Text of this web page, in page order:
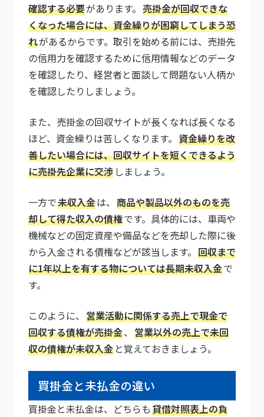
確認する必要があります。 売掛金が回収できな
くなった場合には、資金繰りが困窮してしまう恐
れがあるからです。取引を始める前には、売掛先
の信用力を確認するために信用情報などのデータ
を確認したり、経営者と面談して問題ない人柄か
を確認したりしましょう。
また、売掛金の回収サイトが長くなれば長くなる
ほど、資金繰りは苦しくなります。 資金繰りを改
善したい場合には、回収サイトを短くできるよう
に売掛先企業に交渉 しましょう。
一方で未収入金は、 商品や製品以外のものを売
却して得た収入の債権です。具体的には、車両や
機械などの固定資産や備品などを売却した際に後
から入金される債権などが該当します。 回収まで
に1年以上を有する物については長期未収入金で
す。
このように、 営業活動に関係する売上で現金で
回収する債権が売掛金、 営業以外の売上で未回
収の債権が未収入金 と覚えておきましょう。
買掛金と未払金の違い
買掛金と未払金は、どちらも貸借対照表上の負